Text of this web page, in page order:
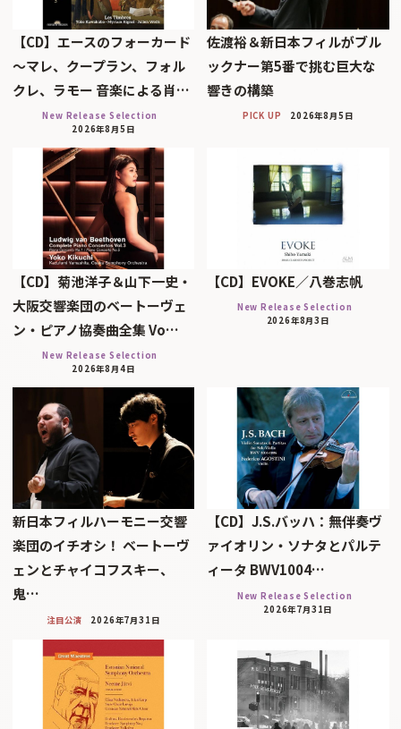
【CD】エースのフォーカード
～マレ、クープラン、フォル
クレ、ラモー 音楽による肖…
New Release Selection
2026年8月5日
佐渡裕＆新日本フィルがブル
ックナー第5番で挑む巨大な
響きの構築
PICK UP 2026年8月5日
【CD】菊池洋子＆山下一史・
大阪交響楽団のベートーヴェ
ン・ピアノ協奏曲全集 Vo…
New Release Selection
2026年8月4日
【CD】EVOKE／八巻志帆
New Release Selection
2026年8月3日
新日本フィルハーモニー交響
楽団のイチオシ！ ベートーヴ
ェンとチャイコフスキー、
鬼…
注目公演 2026年7月31日
【CD】J.S.バッハ：無伴奏ヴ
ァイオリン・ソナタとパルテ
ィータ BWV1004…
New Release Selection
2026年7月31日